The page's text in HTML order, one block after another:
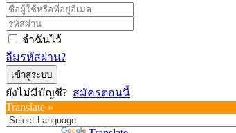
จำฉันไว้
ลืมรหัสผ่าน?
เข้าสู่ระบบ
ยังไม่มีบัญชี? สมัครตอนนี้
Translate »